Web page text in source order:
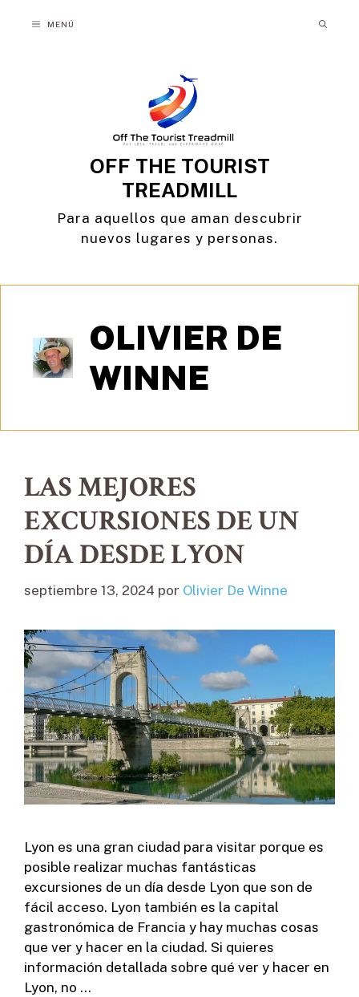
MENÚ
OFF THE TOURIST
TREADMILL
Para aquellos que aman descubrir
nuevos lugares y personas.
OLIVIER DE
WINNE
LAS MEJORES
EXCURSIONES DE UN
DÍA DESDE LYON
septiembre 13, 2024 por Olivier De Winne
Lyon es una gran ciudad para visitar porque es
posible realizar muchas fantásticas
excursiones de un día desde Lyon que son de
fácil acceso. Lyon también es la capital
gastronómica de Francia y hay muchas cosas
que ver y hacer en la ciudad. Si quieres
información detallada sobre qué ver y hacer en
Lyon, no …